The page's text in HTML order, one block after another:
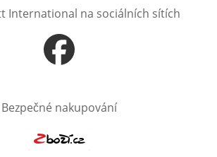
International na sociálních sítích
Otevře v novém okně
Bezpečné nakupování